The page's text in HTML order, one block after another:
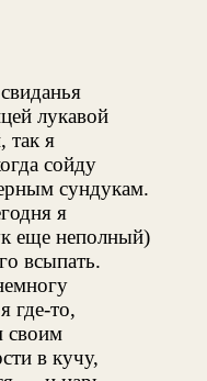
лукавой
так я
сойду
сундукам.
я
еще неполный)
всыпать.
где-то,
своим
в кучу,